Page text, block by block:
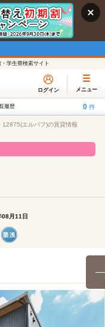
学生寮検索サイト
ログイン メニュー
履歴 0 件
12875(エルバフ)の賃貸情報
月11日